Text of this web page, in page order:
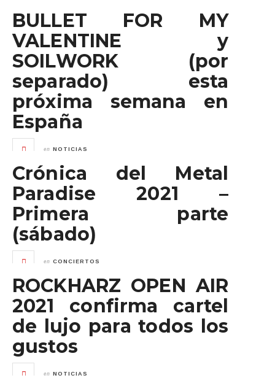
BULLET FOR MY
VALENTINE y
SOILWORK (por
separado) esta
próxima semana en
España
en NOTICIAS
Crónica del Metal
Paradise 2021 –
Primera parte
(sábado)
en CONCIERTOS
ROCKHARZ OPEN AIR
2021 confirma cartel
de lujo para todos los
gustos
en NOTICIAS